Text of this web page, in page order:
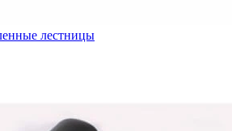
лестницы